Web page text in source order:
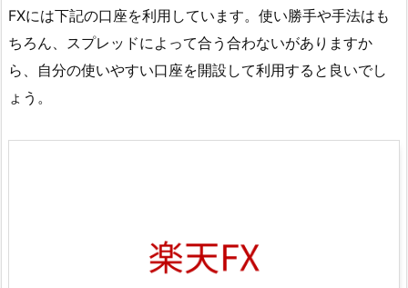
FXには下記の口座を利用しています。使い勝手や手法はも
ちろん、スプレッドによって合う合わないがありますか
ら、自分の使いやすい口座を開設して利用すると良いでし
ょう。